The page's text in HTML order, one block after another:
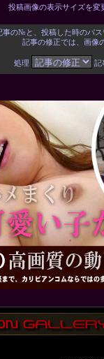
投稿画像の表示サイズを変
事の№と、投稿した時のパ
記事の修正では、画像
処理 記